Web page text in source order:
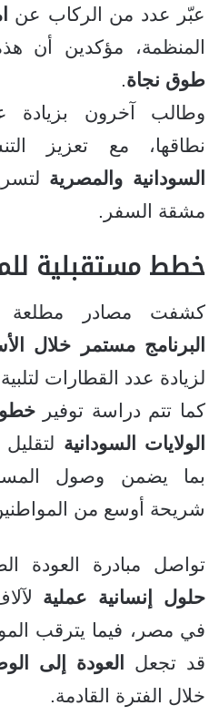
عبّر عدد من الركاب عن
المنظمة، مؤكدين أن
طوق نجاة
وطالب آخرون بزيادة
نطاقها، مع تعزيز
السودانية والمصرية
مشقة السفر.
خطط مستقبلية
كشفت مصادر مطلعة
البرنامج مستمر خلال
لزيادة عدد القطارات لتلبية
كما تتم دراسة توفير
الولايات السودانية
بما يضمن وصول
شريحة أوسع من
تواصل مبادرة العودة
حلول إنسانية عملية
في مصر، فيما يترقب
قد تجعل
العودة إلى
خلال الفترة القادمة.